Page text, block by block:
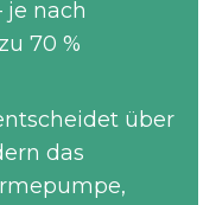
je nach
70 %
über
das